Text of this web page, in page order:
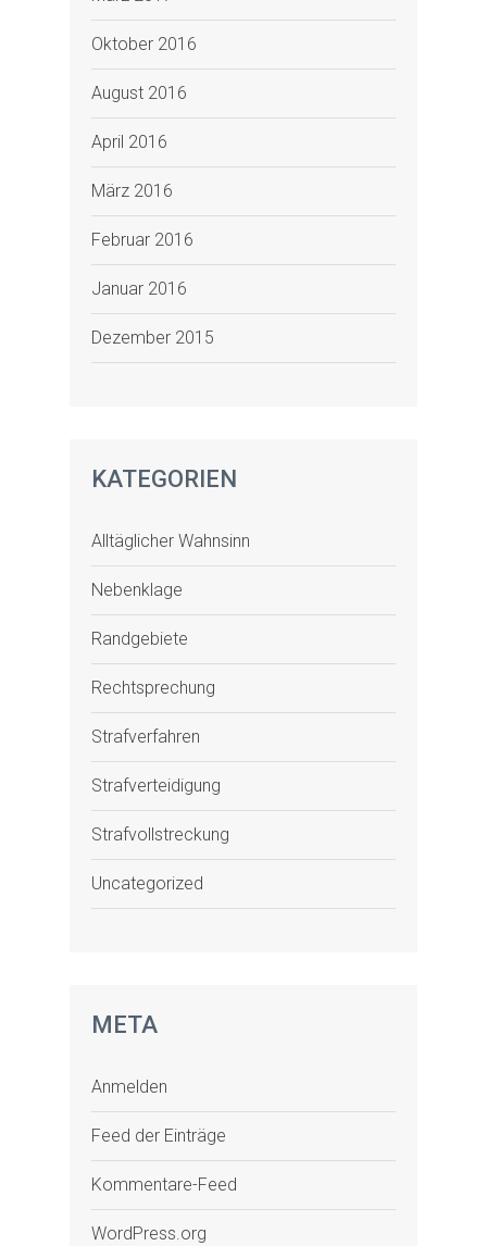
Oktober 2016
August 2016
April 2016
März 2016
Februar 2016
Januar 2016
Dezember 2015
KATEGORIEN
Alltäglicher Wahnsinn
Nebenklage
Randgebiete
Rechtsprechung
Strafverfahren
Strafverteidigung
Strafvollstreckung
Uncategorized
META
Anmelden
Feed der Einträge
Kommentare-Feed
WordPress.org